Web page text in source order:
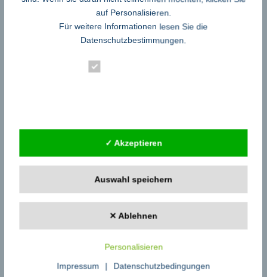
an verschiedenen Schlüsseltechnologien und arbeitet mit Unternehmen
unterschiedlichster Industriesektoren zusammen. Das Fraunhofer IGD
hat neben dem Hauptsitz in Darmstadt weitere Standorte in Rostock,
feste Mitarbeiterinnen und Mitarbeiter. Der Etat beträgt über 17 Millionen
64283 Darmstadt
teilen teilen
Lachgas ist etwa 300-mal klimaschädlicher als die gleiche Menge CO2
Unser Gehirn auf dem Chip→
auf Personalisieren.
Für weitere Informationen lesen Sie die
Datenschutzbestimmungen.
✓ Akzeptieren
Auswahl speichern
✕ Ablehnen
Personalisieren
Impressum | Datenschutzbedingungen